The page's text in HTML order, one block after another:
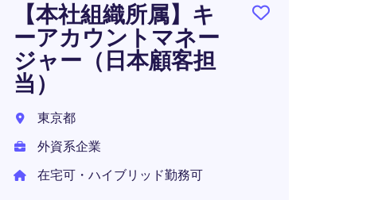
【本社組織所属】キ
ーアカウントマネー
ジャー（日本顧客担
当）
東京都
外資系企業
在宅可・ハイブリッド勤務可